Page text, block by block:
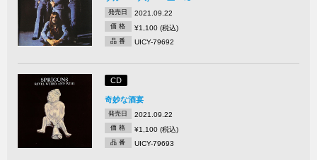
発売日 2021.09.22
価 格 ¥1,100 (税込)
品 番 UICY-79692
CD
奇妙な酒宴
発売日 2021.09.22
価 格 ¥1,100 (税込)
品 番 UICY-79693